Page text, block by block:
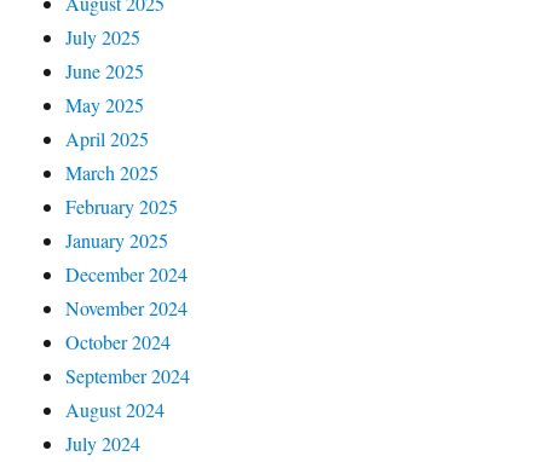
July 2025
June 2025
May 2025
April 2025
March 2025
February 2025
January 2025
December 2024
November 2024
October 2024
September 2024
August 2024
July 2024